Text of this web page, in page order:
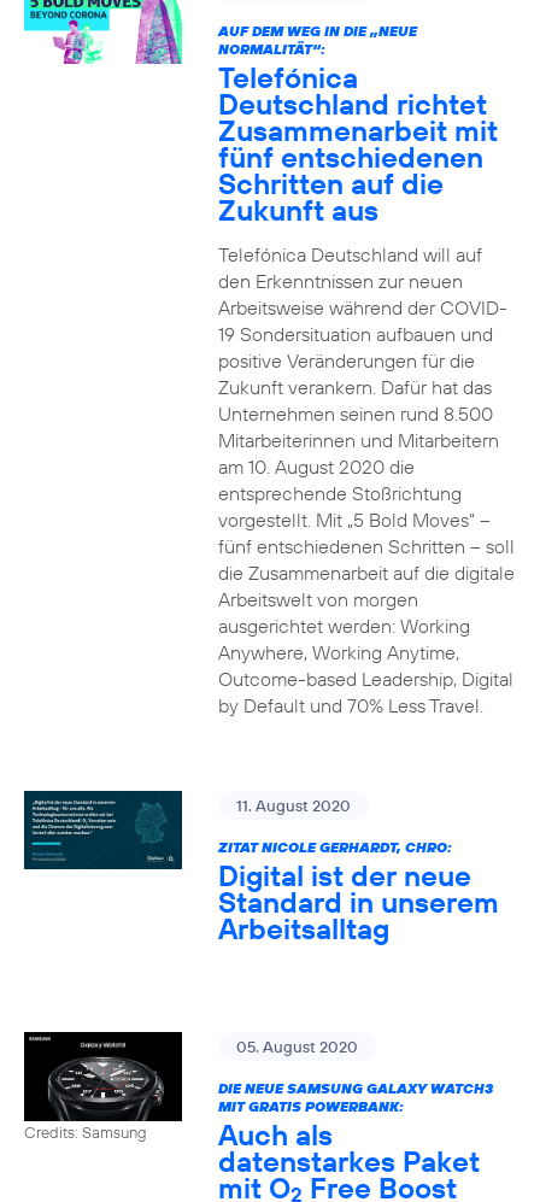
AUF DEM WEG IN DIE „NEUE
NORMALITÄT“:
Telefónica
Deutschland richtet
Zusammenarbeit mit
fünf entschiedenen
Schritten auf die
Zukunft aus
Telefónica Deutschland will auf
den Erkenntnissen zur neuen
Arbeitsweise während der COVID-
19 Sondersituation aufbauen und
positive Veränderungen für die
Zukunft verankern. Dafür hat das
Unternehmen seinen rund 8.500
Mitarbeiterinnen und Mitarbeitern
am 10. August 2020 die
entsprechende Stoßrichtung
vorgestellt. Mit „5 Bold Moves“ –
fünf entschiedenen Schritten – soll
die Zusammenarbeit auf die digitale
Arbeitswelt von morgen
ausgerichtet werden: Working
Anywhere, Working Anytime,
Outcome-based Leadership, Digital
by Default und 70% Less Travel.
11. August 2020
ZITAT NICOLE GERHARDT, CHRO:
Digital ist der neue
Standard in unserem
Arbeitsalltag
Credits: Samsung
05. August 2020
DIE NEUE SAMSUNG GALAXY WATCH3
MIT GRATIS POWERBANK:
Auch als
datenstarkes Paket
mit O2 Free Boost